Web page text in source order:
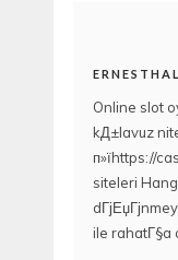
ERNESTHAL
Online slot
kД±lavuz
п»їhttps://
siteleri
ile rahatГ§a